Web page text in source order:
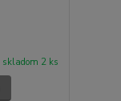
skladom 2 ks